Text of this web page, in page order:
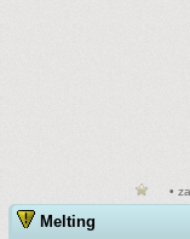
•
Melting